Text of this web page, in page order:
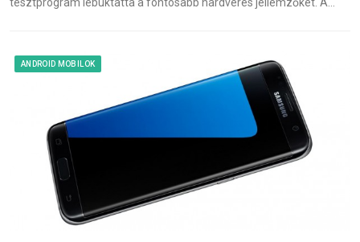
ANDROID MOBILOK